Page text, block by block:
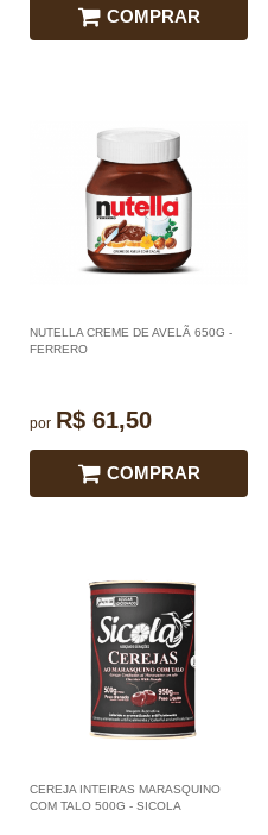
COMPRAR
NUTELLA CREME DE AVELÃ 650G -
FERRERO
por R$ 61,50
COMPRAR
CEREJA INTEIRAS MARASQUINO
COM TALO 500G - SICOLA